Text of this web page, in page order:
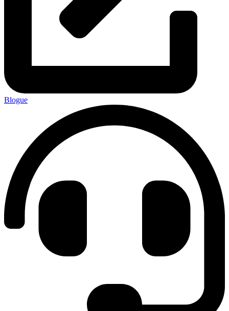
Blogue